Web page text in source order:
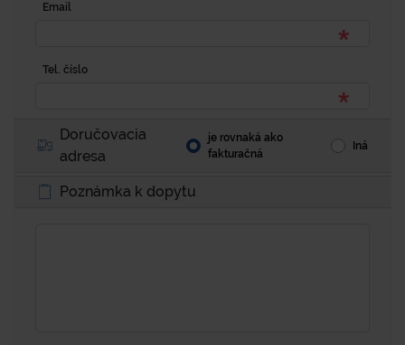
Email
Tel. číslo
Doručovacia
adresa
je rovnaká ako
fakturačná
Iná
Poznámka k dopytu